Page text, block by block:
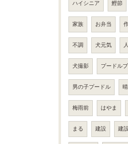
ハイシニア 鰹節
家族 お弁当
不調 犬元気
犬撮影 プードル
男の子プードル
梅雨前 はやま
まる 建設 建